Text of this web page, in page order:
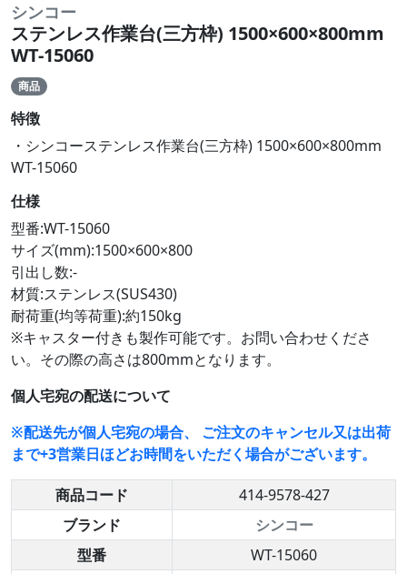
シンコー
ステンレス作業台(三方枠) 1500×600×800mm
WT-15060
商品
特徴
・シンコーステンレス作業台(三方枠) 1500×600×800mm
WT-15060
仕様
型番:WT-15060
サイズ(mm):1500×600×800
引出し数:-
材質:ステンレス(SUS430)
耐荷重(均等荷重):約150kg
※キャスター付きも製作可能です。お問い合わせくださ
い。その際の高さは800mmとなります。
個人宅宛の配送について
※配送先が個人宅宛の場合、 ご注文のキャンセル又は出荷
まで+3営業日ほどお時間をいただく場合がございます。
商品コード
414-9578-427
ブランド
シンコー
型番
WT-15060